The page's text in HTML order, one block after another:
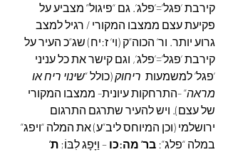
קירבת ‘פגל’=’פלג’. גם “פיגול” מצביע על
פקיעת עצם ממצבו המקורי / רגיל למצב
גרוע יותר. ור’ הכוה”ק (וי’ ז:יח) שג”כ העיר על
קירבת ‘פגל’=’פלג’, וגם קישר את כל עניני
‘פגל’ למשמעות ריחוק (כולל “שינוי ריח או
מראה” -התרחקות עיונית- ממצבו המקורי
של עצם). ויש להעיר שתרגם התרגום
ירושלמי (וכן המיוחס ליב”ע) את המלה “ויפג”
במלה “פלג”: בר’ מה:כו – וַיָּפָג לִבּוֹ; ת’